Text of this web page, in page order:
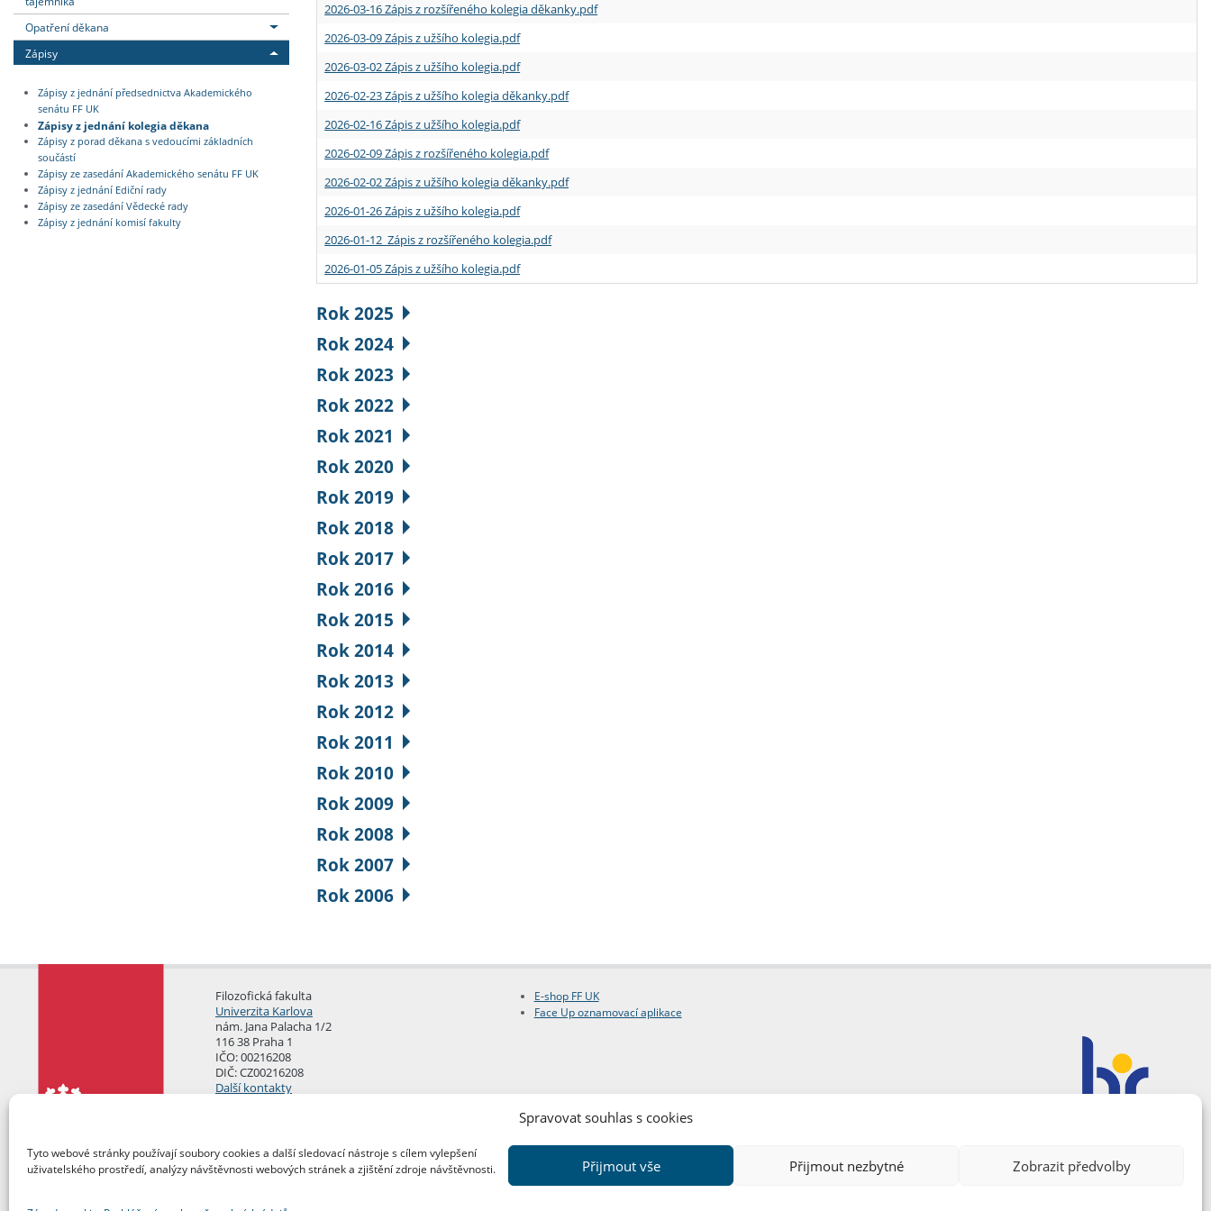
Spravovat souhlas s cookies
Tyto webové stránky používají soubory cookies a další sledovací nástroje s cílem vylepšení
uživatelského prostředí, analýzy návštěvnosti webových stránek a zjištění zdroje návštěvnosti.
Přijmout vše Přijmout nezbytné Zobrazit předvolby
Opatření děkana
Zápisy
Zápisy z jednání předsednictva Akademického
senátu FF UK
Zápisy z jednání kolegia děkana
Zápisy z porad děkana s vedoucími základních
součástí
Zápisy ze zasedání Akademického senátu FF UK
Zápisy z jednání Ediční rady
Zápisy ze zasedání Vědecké rady
Zápisy z jednání komisí fakulty
2026-03-16 Zápis z rozšířeného kolegia děkanky.pdf
2026-03-09 Zápis z užšího kolegia.pdf
2026-03-02 Zápis z užšího kolegia.pdf
2026-02-23 Zápis z užšího kolegia děkanky.pdf
2026-02-16 Zápis z užšího kolegia.pdf
2026-02-09 Zápis z rozšířeného kolegia.pdf
2026-02-02 Zápis z užšího kolegia děkanky.pdf
2026-01-26 Zápis z užšího kolegia.pdf
2026-01-12 Zápis z rozšířeného kolegia.pdf
2026-01-05 Zápis z užšího kolegia.pdf
Rok 2025
Rok 2024
Rok 2023
Rok 2022
Rok 2021
Rok 2020
Rok 2019
Rok 2018
Rok 2017
Rok 2016
Rok 2015
Rok 2014
Rok 2013
Rok 2012
Rok 2011
Rok 2010
Rok 2009
Rok 2008
Rok 2007
Rok 2006
Filozofická fakulta
Univerzita Karlova
nám. Jana Palacha 1/2
116 38 Praha 1
IČO: 00216208
DIČ: CZ00216208
Další kontakty
E-shop FF UK
Face Up oznamovací aplikace